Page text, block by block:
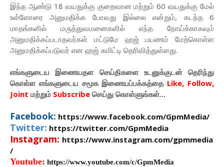
இந்த ஆண்டு 18 வயதுக்கு குறைவான மற்றும் 60 வயதுக்கு மேல்
உள்ளோரை அனுமதிக்க போவது இல்லை என்றும், கடந்த 6
மாதங்களில் மருத்துவமனைகளில் எந்த நோய்க்காகவும்
அனுமதிக்கப்படாதவர்கள் மட்டுமே ஹஜ் பயணம் மேற்கொள்ள
அனுமதிக்கப்படுவர் என ஹஜ் கமிட்டி தெரிவித்துள்ளது.
எங்களுடைய இணையதள செய்திகளை உடனுக்குடன் தெரிந்து
கொள்ள எங்களுடைய சமூக இணையப்பக்கத்தை Like, Follow,
Joint மற்றும் Subscribe செய்து கொள்ளுங்கள்...
Facebook: https://www.facebook.com/GpmMedia/
Twitter: https://twitter.com/GpmMedia
Instagram: https://www.instagram.com/gpmmedia
/
Youtube: https://www.youtube.com/c/GpmMedia